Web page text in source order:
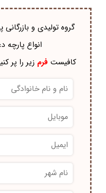
گروه تولیدی و بازرگانی
انواع پارچه
کافیستفرم زیر را پر